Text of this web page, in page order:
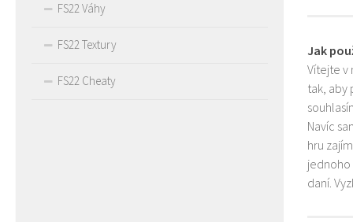
Jak
Vítejte v
tak, aby
Navíc
hru
jednoho
daní.
FS22 Váhy
FS22 Textury
FS22 Cheaty